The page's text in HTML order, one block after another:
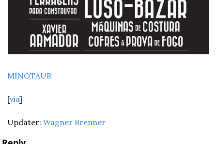
MINOTAUR
[via]
Updater: Wagner Brenner